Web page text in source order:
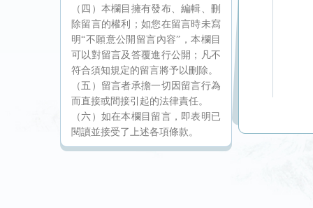
（四）本欄目擁有發布、編輯、刪
除留言的權利；如您在留言時未寫
明“不願意公開留言內容”，本欄目
可以對留言及答覆進行公開；凡不
符合須知規定的留言將予以刪除。
（五）留言者承擔一切因留言行為
而直接或間接引起的法律責任。
（六）如在本欄目留言，即表明已
閱讀並接受了上述各項條款。